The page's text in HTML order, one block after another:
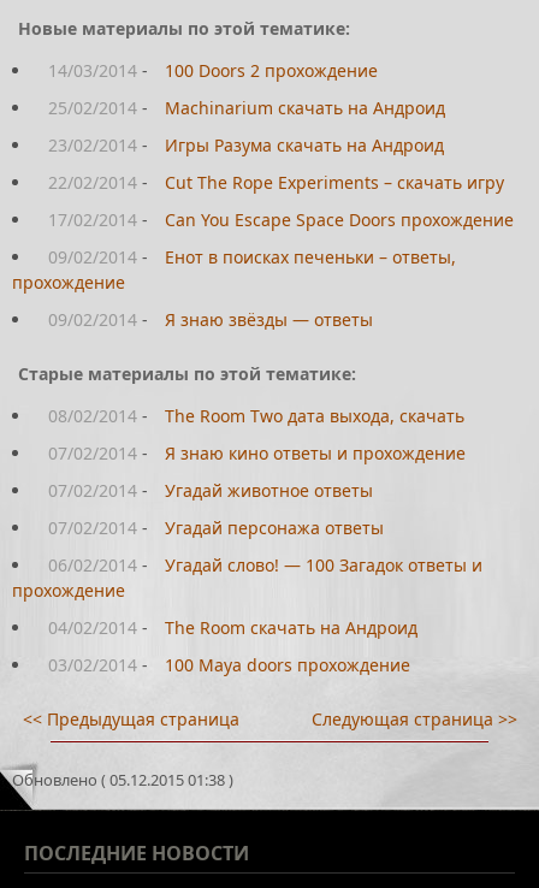
Новые материалы по этой тематике:
14/03/2014 -
100 Doors 2 прохождение
25/02/2014 -
Machinarium скачать на Андроид
23/02/2014 -
Игры Разума скачать на Андроид
22/02/2014 -
Cut The Rope Experiments – скачать игру
17/02/2014 -
Can You Escape Space Doors прохождение
09/02/2014 -
Енот в поисках печеньки – ответы,
прохождение
09/02/2014 - Я знаю звёзды — ответы
Старые материалы по этой тематике:
08/02/2014 -
The Room Two дата выхода, скачать
07/02/2014 -
Я знаю кино ответы и прохождение
07/02/2014 -
Угадай животное ответы
07/02/2014 -
Угадай персонажа ответы
06/02/2014 -
Угадай слово! — 100 Загадок ответы и
прохождение
04/02/2014 -
The Room скачать на Андроид
03/02/2014 - 100 Maya doors прохождение
<< Предыдущая страница Следующая страница >>
Обновлено ( 05.12.2015 01:38 )
ПОСЛЕДНИЕ НОВОСТИ